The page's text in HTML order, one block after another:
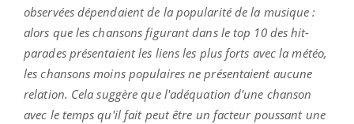
observées dépendaient de la popularité de la musique :
alors que les chansons figurant dans le top 10 des hit-
parades présentaient les liens les plus forts avec la météo,
les chansons moins populaires ne présentaient aucune
relation. Cela suggère que l'adéquation d'une chanson
avec le temps qu'il fait peut être un facteur poussant une